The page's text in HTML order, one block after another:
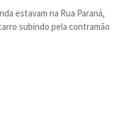
estavam na Rua Paraná,
subindo pela contramão